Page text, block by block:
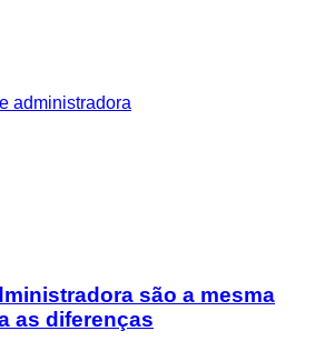
são a mesma
as diferenças